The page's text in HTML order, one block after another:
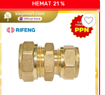
HEMAT 21 %